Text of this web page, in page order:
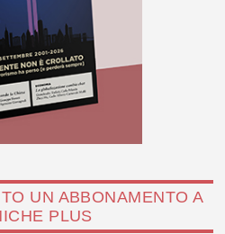
UN ABBONAMENTO A
PLUS